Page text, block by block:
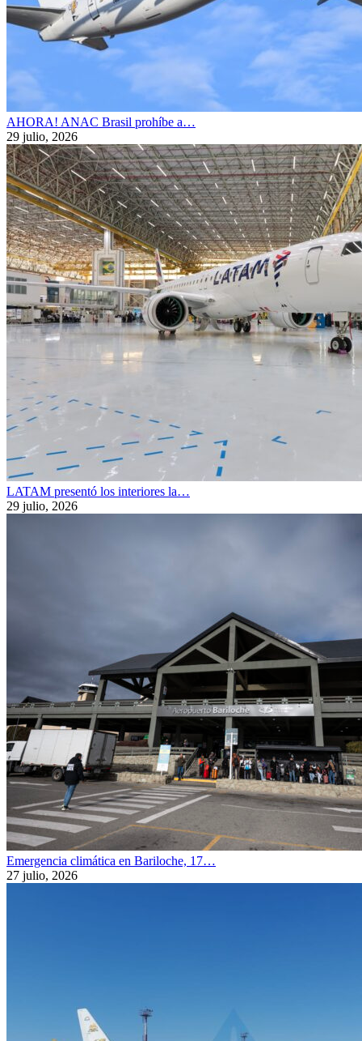
AHORA! ANAC Brasil prohíbe a…
29 julio, 2026
LATAM presentó los interiores la…
29 julio, 2026
Emergencia climática en Bariloche, 17…
27 julio, 2026